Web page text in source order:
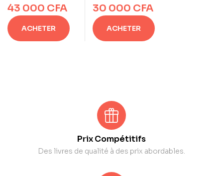
chercheur
Ancien
Testament
43 000 CFA
ACHETER
30 000 CFA
ACHETER
Prix Compétitifs
Des livres de qualité à des prix abordables.